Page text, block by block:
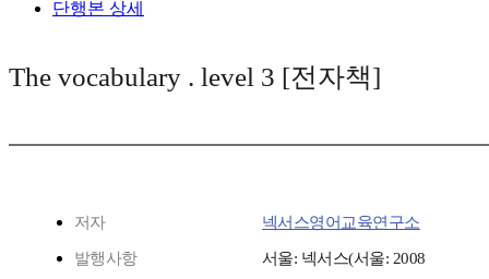
단행본 상세
The vocabulary . level 3 [전자책]
저자 넥서스영어교육연구소
발행사항 서울: 넥서스(서울: 2008